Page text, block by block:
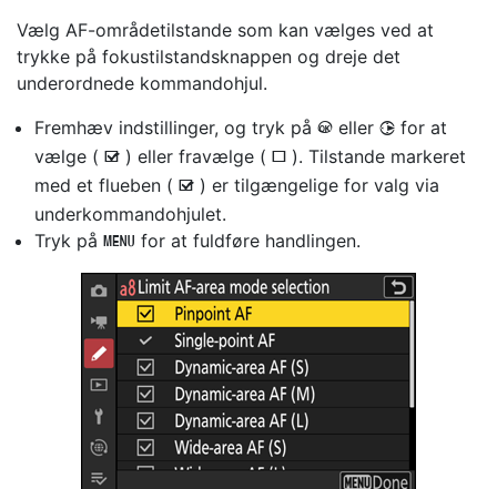
Vælg AF-områdetilstande som kan vælges ved at
trykke på fokustilstandsknappen og dreje det
underordnede kommandohjul.
Fremhæv indstillinger, og tryk på J eller 2 for at
vælge ( M ) eller fravælge ( U ). Tilstande markeret
med et flueben ( M ) er tilgængelige for valg via
underkommandohjulet.
Tryk på G for at fuldføre handlingen.